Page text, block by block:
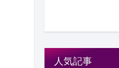
人気記事